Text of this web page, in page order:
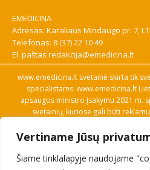
Vertiname Jūsų
Šiame tinklalapyje naudojame
EMEDICINA
Adresas: Karaliaus Mindaugo pr. 7,
Telefonas: 8 (37) 22 10 49
El. paštas redakcija@emedicina.lt
www.emedicina.lt svetainė skirta tik
specialistams. www.emedicina.lt
apsaugos ministro įsakymu 2021 m.
svetainių, kuriose gali būti
savo profesinę kvalifikaciją.
pagalbos priemonių kainų paieška,
priežiūros ar farmacijos